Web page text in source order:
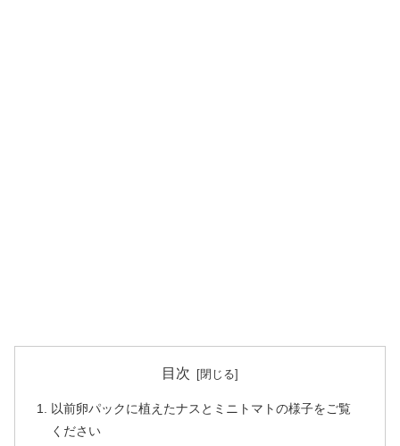
目次
以前卵パックに植えたナスとミニトマトの様子をご覧
ください